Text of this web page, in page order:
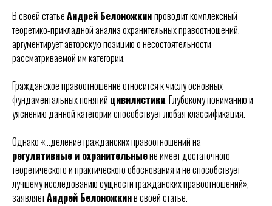
В своей статьеАндрей Белоножкинпроводит комплексный
теоретико-прикладной анализ охранительных правоотношений,
аргументирует авторскую позицию о несостоятельности
рассматриваемой им категории.
Гражданское правоотношение относится к числу основных
фундаментальных понятий цивилистики. Глубокому пониманию и
уяснению данной категории способствует любая классификация.
Однако «…деление гражданских правоотношений на
регулятивные и охранительныене имеет достаточного
теоретического и практического обоснования и не способствует
лучшему исследованию сущности гражданских правоотношений», –
заявляетАндрей Белоножкинв своей статье.